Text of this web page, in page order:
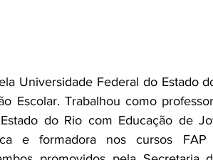
Universidade Federal do Estado
Escolar. Trabalhou como
do Rio com Educação de
e formadora nos cursos FAP